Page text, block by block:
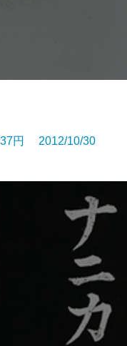
円 2012/10/30